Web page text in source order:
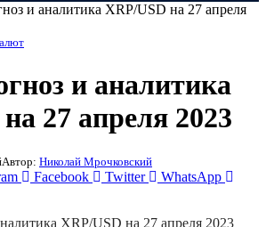
и аналитика XRP/USD на 27 апреля
и аналитика
27 апреля 2023
Автор: Николай Мрочковский
Facebook Twitter
WhatsApp